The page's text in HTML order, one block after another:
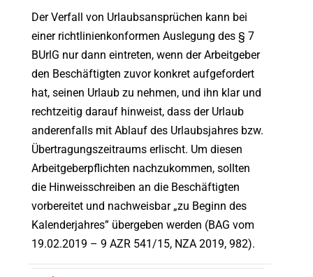
Der Verfall von Urlaubsansprüchen kann bei
einer richtlinienkonformen Auslegung des § 7
BUrlG nur dann eintreten, wenn der Arbeitgeber
den Beschäftigten zuvor konkret aufgefordert
hat, seinen Urlaub zu nehmen, und ihn klar und
rechtzeitig darauf hinweist, dass der Urlaub
anderenfalls mit Ablauf des Urlaubsjahres bzw.
Übertragungszeitraums erlischt. Um diesen
Arbeitgeberpflichten nachzukommen, sollten
die Hinweisschreiben an die Beschäftigten
vorbereitet und nachweisbar „zu Beginn des
Kalenderjahres” übergeben werden (BAG vom
19.02.2019 – 9 AZR 541/15, NZA 2019, 982).